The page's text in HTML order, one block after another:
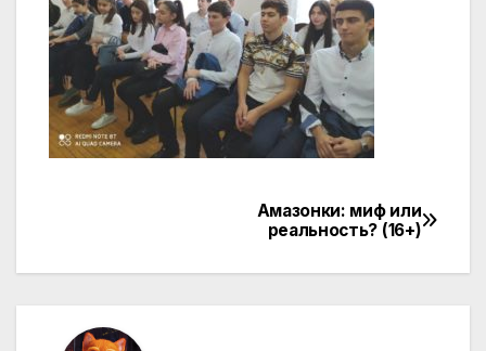
по
записям
Амазонки: миф или
реальность? (16+)